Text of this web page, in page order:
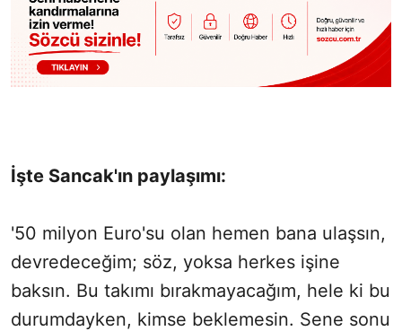
İşte Sancak'ın paylaşımı:
'50 milyon Euro'su olan hemen bana ulaşsın,
devredeceğim; söz, yoksa herkes işine
baksın. Bu takımı bırakmayacağım, hele ki bu
durumdayken, kimse beklemesin. Sene sonu